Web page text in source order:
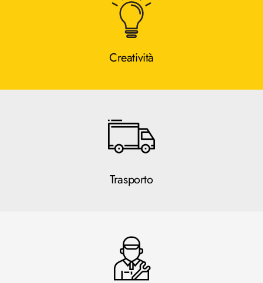
Creatività
Trasporto